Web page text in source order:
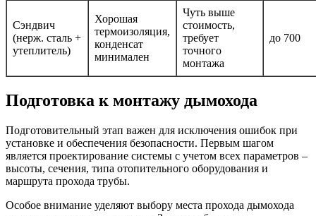
Сэндвич
(нерж. сталь +
утеплитель)
Хорошая
термоизоляция,
конденсат
минимален
Чуть выше
стоимость,
требует
точного
монтажа
до 700
Подготовка к монтажу дымохода
Подготовительный этап важен для исключения ошибок при
установке и обеспечения безопасности. Первым шагом
является проектирование системы с учетом всех параметров –
высоты, сечения, типа отопительного оборудования и
маршрута прохода трубы.
Особое внимание уделяют выбору места прохода дымохода